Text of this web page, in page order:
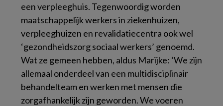
een verpleeghuis. Tegenwoordig worden
maatschappelijk werkers in ziekenhuizen,
verpleeghuizen en revalidatiecentra ook wel
‘gezondheidszorg sociaal werkers’ genoemd.
Wat ze gemeen hebben, aldus Marijke: ‘We zijn
allemaal onderdeel van een multidisciplinair
behandelteam en werken met mensen die
zorgafhankelijk zijn geworden. We voeren